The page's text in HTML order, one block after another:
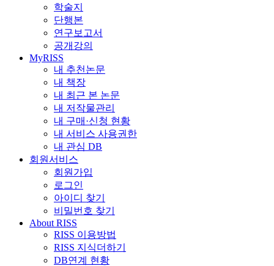
학술지
단행본
연구보고서
공개강의
MyRISS
내 추천논문
내 책장
내 최근 본 논문
내 저작물관리
내 구매·신청 현황
내 서비스 사용권한
내 관심 DB
회원서비스
회원가입
로그인
아이디 찾기
비밀번호 찾기
About RISS
RISS 이용방법
RISS 지식더하기
DB연계 현황